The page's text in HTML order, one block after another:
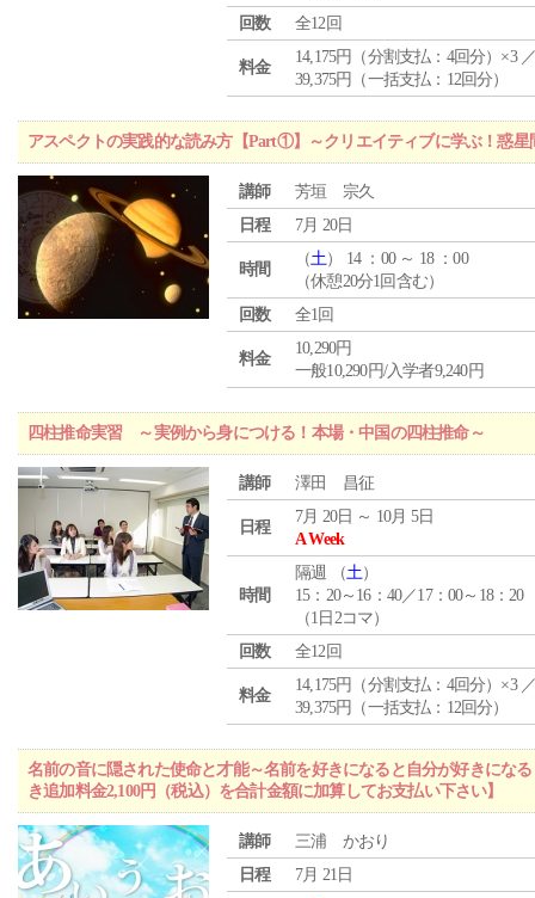
回数
全12回
料金
14,175円（分割支払：4回分）×3
39,375円（一括支払：12回分）
アスペクトの実践的な読み方【Part①】～クリエイティブに学ぶ！惑
講師
芳垣 宗久
日程
7月 20日
時間
（土） 14 ：00 ～ 18 ：00
（休憩20分1回含む）
回数
全1回
料金
10,290円
一般10,290円/入学者9,240円
四柱推命実習 ～実例から身につける！本場・中国の四柱推命～
講師 澤田 昌征
日程
7月 20日 ～ 10月 5日
A Week
時間
隔週 （土）
15：20～16：40／17：00～18：20
（1日2コマ）
回数
全12回
料金
14,175円（分割支払：4回分）×3
39,375円（一括支払：12回分）
名前の音に隠された使命と才能～名前を好きになると自分が好きにな
き追加料金2,100円（税込）を合計金額に加算してお支払い下さい】
講師
三浦 かおり
日程
7月 21日